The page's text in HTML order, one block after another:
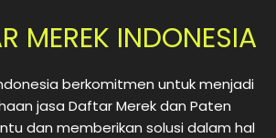
MEREK INDONESIA
berkomitmen untuk menjadi
jasa Daftar Merek dan Paten
dan memberikan solusi dalam hal